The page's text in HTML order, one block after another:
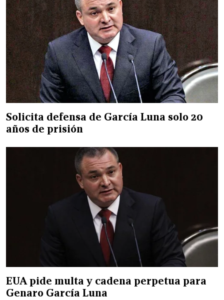
Solicita defensa de García Luna solo 20
años de prisión
EUA pide multa y cadena perpetua para
Genaro García Luna